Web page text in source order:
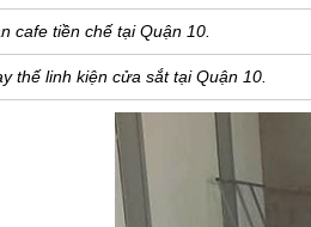
cafe tiền chế tại Quận 10.
thế linh kiện cửa sắt tại Quận 10.